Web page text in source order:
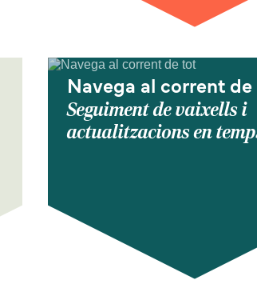
Navega al corrent
Seguiment de vaixells i
actualitzacions en